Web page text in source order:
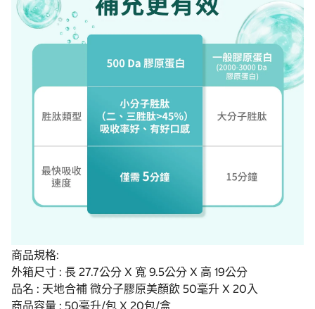
商品規格:
外箱尺寸 : 長 27.7公分 X 寬 9.5公分 X 高 19公分
品名 : 天地合補 微分子膠原美顏飲 50毫升 X 20入
商品容量 : 50毫升/包 X 20包/盒